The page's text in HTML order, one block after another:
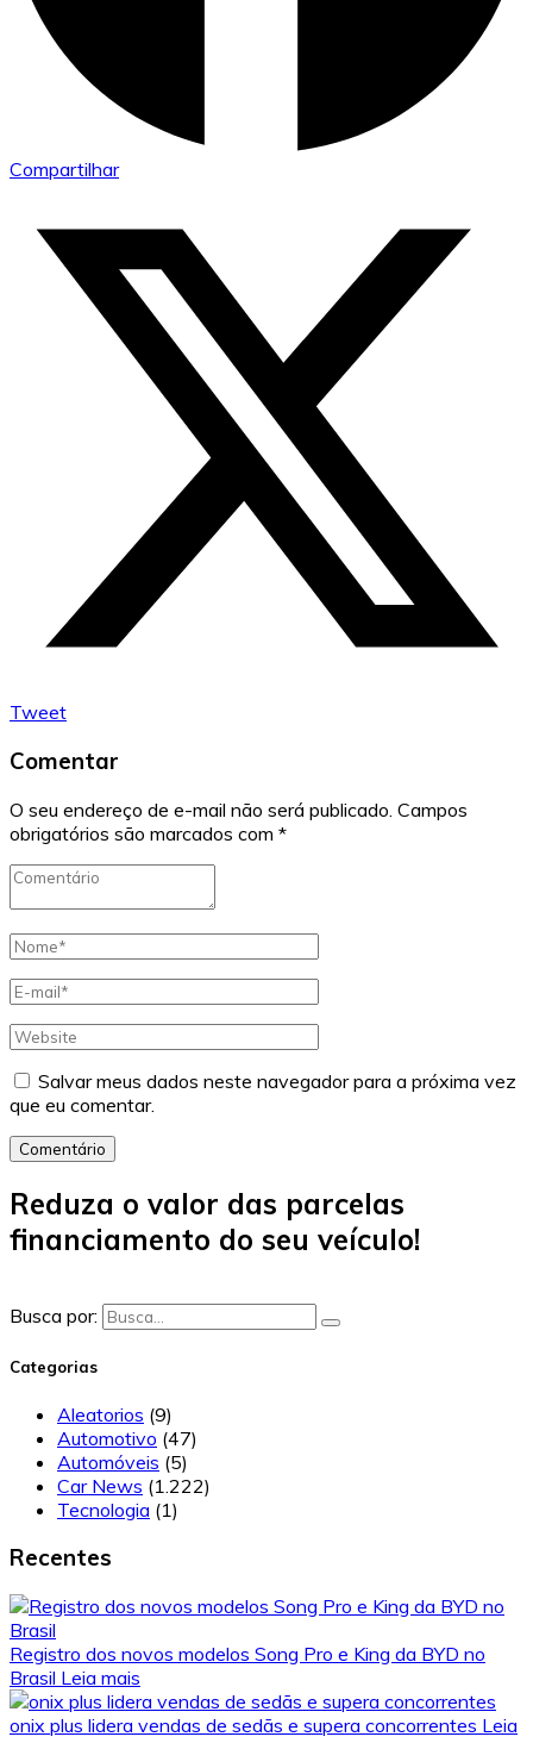
Compartilhar
Tweet
Comentar
O seu endereço de e-mail não será publicado. Campos
obrigatórios são marcados com *
Salvar meus dados neste navegador para a próxima vez
que eu comentar.
Comentário
Reduza o valor das parcelas
financiamento do seu veículo!
Busca por:
Categorias
Aleatorios (9)
Automotivo (47)
Automóveis (5)
Car News (1.222)
Tecnologia (1)
Recentes
Registro dos novos modelos Song Pro e King da BYD no
Brasil Leia mais
onix plus lidera vendas de sedãs e supera concorrentes Leia